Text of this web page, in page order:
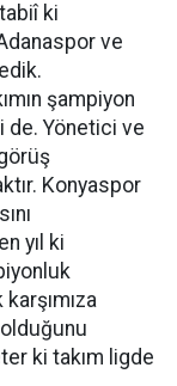
ki
ve
şampiyon
de. Yönetici ve
Konyaspor
yıl ki
ki takım ligde